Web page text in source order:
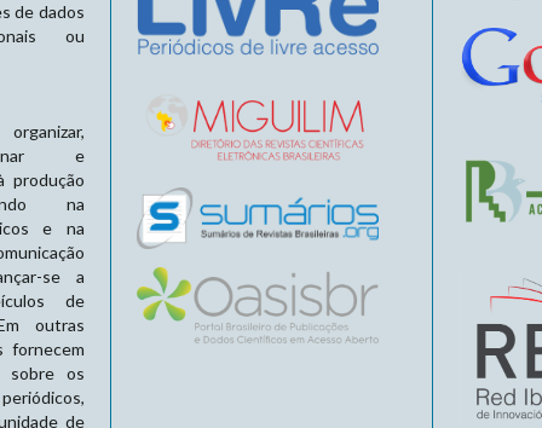
de dados
ou
e
produção
na
e na
se a
de
outras
fornecem
sobre os
de